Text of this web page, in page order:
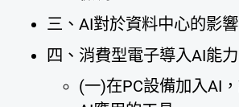
三、AI對於資料中心的影響
四、消費型電子導入AI能力
(一)在PC設備加入AI